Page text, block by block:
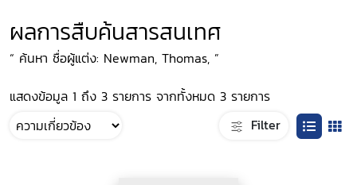
ผลการสืบค้นสารสนเทศ
“ ค้นหา ชื่อผู้แต่ง: Newman, Thomas, ”
แสดงข้อมูล 1 ถึง 3 รายการ จากทั้งหมด 3 รายการ
Filter